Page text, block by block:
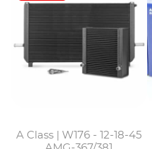
A Class | W176 - 12-18-45